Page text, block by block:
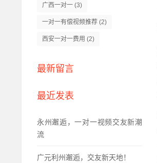
广西一对一 (3)
一对一有偿视频推荐 (2)
西安一对一费用 (2)
最新留言
最近发表
永州邂逅，一对一视频交友新潮
流
广元利州邂逅，交友新天地！